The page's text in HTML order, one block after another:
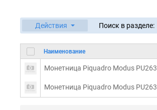
Действия Поиск в разделе:
Наименование
Монетница Piquadro Modus
Монетница Piquadro Modus